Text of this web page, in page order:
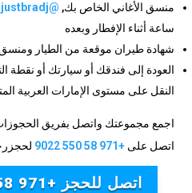
منسق الأغاني الخاص بك, @justbradj
ساعة أثناء الإفطار وبعده
شهادة طيران موقعة من الطيار
العودة إلى فندقك أو سيارتك أو نقطة
النقل على مستوى الإمارات العربية
اجمع مجموعتك واتصل بفريق الحجوزات
اتصل على+971 58 550 9022 لحجز
اتصل للحجز +971 58 58 550 9022+